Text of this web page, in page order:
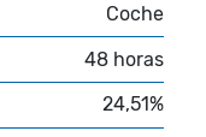
Coche
48 horas
24,51%